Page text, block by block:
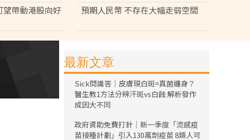
望帶動港股向好 預期人民幣 不存在大幅走弱空間
最新文章
Sick問識答｜皮膚現白斑=真菌纏身？
醫生教1方法分辨汗斑vs白蝕 解析發作
成因大不同
政府資助免費打針｜新一季度「流感疫
苗接種計劃」引入130萬劑疫苗 8類人可